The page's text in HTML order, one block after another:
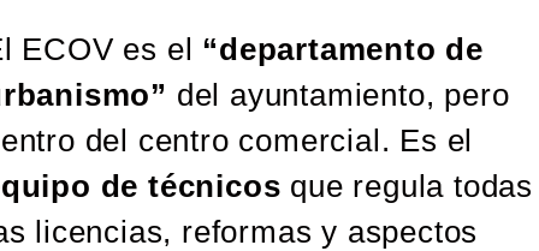
ECOV es el “departamento de
del ayuntamiento, pero
del centro comercial. Es el
de técnicos que regula todas
licencias, reformas y aspectos